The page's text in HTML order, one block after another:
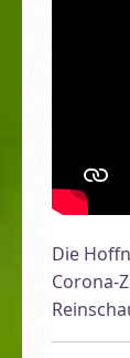
Die
Corona-